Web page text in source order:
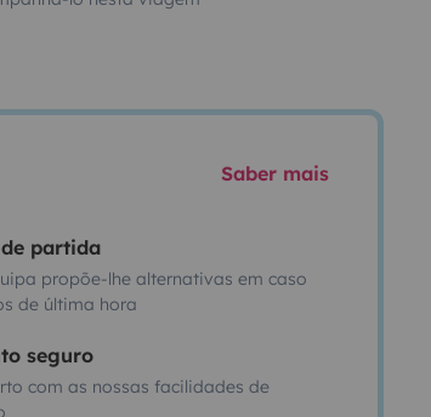
Saber mais
partida
propõe-lhe alternativas em caso
de última hora
seguro
com as nossas facilidades de